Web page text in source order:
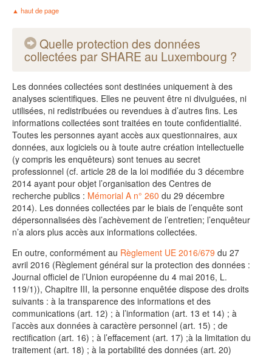
haut de page
Quelle protection des données
collectées par SHARE au Luxembourg ?
Les données collectées sont destinées uniquement à des
analyses scientifiques. Elles ne peuvent être ni divulguées, ni
utilisées, ni redistribuées ou revendues à d’autres fins. Les
informations collectées sont traitées en toute confidentialité.
Toutes les personnes ayant accès aux questionnaires, aux
données, aux logiciels ou à toute autre création intellectuelle
(y compris les enquêteurs) sont tenues au secret
professionnel (cf. article 28 de la loi modifiée du 3 décembre
2014 ayant pour objet l’organisation des Centres de
recherche publics : Mémorial A n° 260 du 29 décembre
2014). Les données collectées par le biais de l’enquête sont
dépersonnalisées dès l’achèvement de l’entretien; l’enquêteur
n’a alors plus accès aux informations collectées.
En outre, conformément au Règlement UE 2016/679 du 27
avril 2016 (Règlement général sur la protection des données :
Journal officiel de l’Union européenne du 4 mai 2016, L.
119/1)), Chapitre III, la personne enquêtée dispose des droits
suivants : à la transparence des informations et des
communications (art. 12) ; à l’information (art. 13 et 14) ; à
l’accès aux données à caractère personnel (art. 15) ; de
rectification (art. 16) ; à l’effacement (art. 17) ;à la limitation du
traitement (art. 18) ; à la portabilité des données (art. 20)